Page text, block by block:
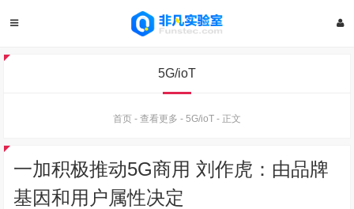
5G/ioT
首页 - 查看更多 - 5G/ioT - 正文
一加积极推动5G商用 刘作虎：由品牌
基因和用户属性决定